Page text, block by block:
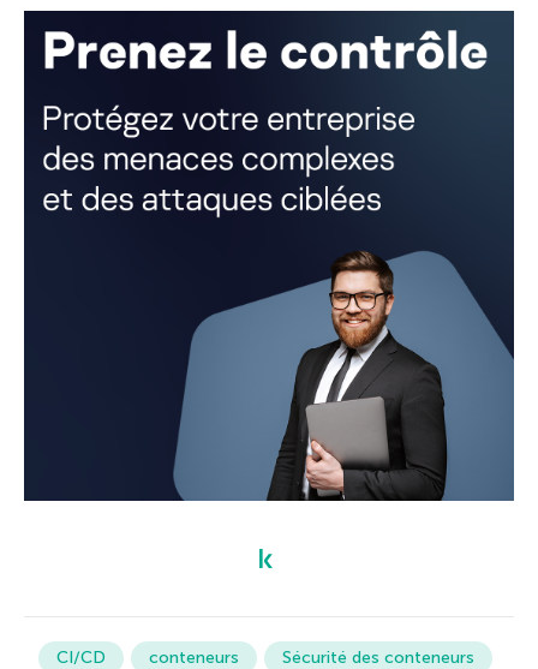
CI/CD conteneurs Sécurité des conteneurs